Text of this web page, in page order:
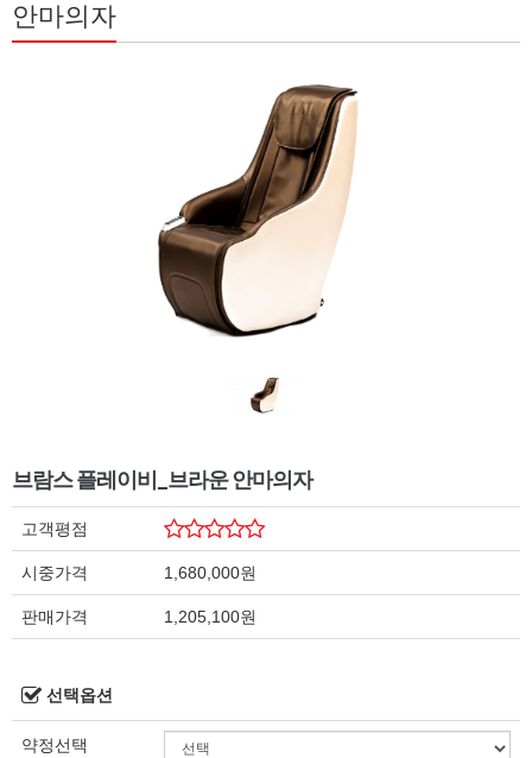
안마의자
브람스 플레이비_브라운 안마의자
고객평점
시중가격 1,680,000원
판매가격 1,205,100원
선택옵션
약정선택